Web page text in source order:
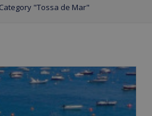
"Tossa de Mar"